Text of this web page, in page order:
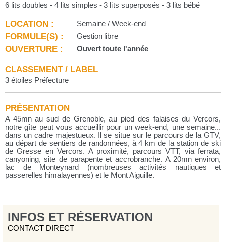
6 lits doubles - 4 lits simples - 3 lits superposés - 3 lits bébé
LOCATION : Semaine / Week-end
FORMULE(S) : Gestion libre
OUVERTURE : Ouvert toute l'année
CLASSEMENT / LABEL
3 étoiles Préfecture
PRÉSENTATION
A 45mn au sud de Grenoble, au pied des falaises du Vercors,
notre gîte peut vous accueillir pour un week-end, une semaine...
dans un cadre majestueux. Il se situe sur le parcours de la GTV,
au départ de sentiers de randonnées, à 4 km de la station de ski
de Gresse en Vercors. A proximité, parcours VTT, via ferrata,
canyoning, site de parapente et accrobranche. A 20mn environ,
lac de Monteynard (nombreuses activités nautiques et
passerelles himalayennes) et le Mont Aiguille.
INFOS ET RÉSERVATION
CONTACT DIRECT